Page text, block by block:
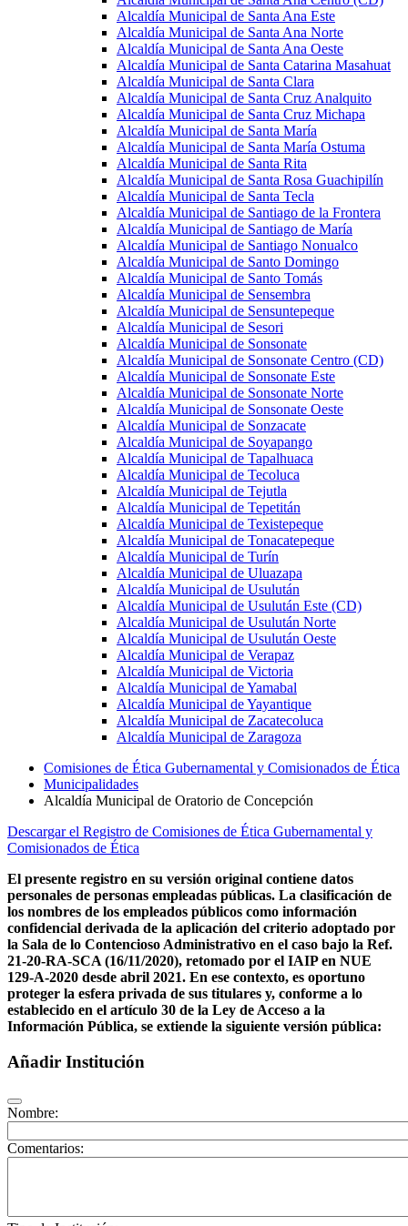
Alcaldía Municipal de Santa Ana Este
Alcaldía Municipal de Santa Ana Norte
Alcaldía Municipal de Santa Ana Oeste
Alcaldía Municipal de Santa Catarina Masahuat
Alcaldía Municipal de Santa Clara
Alcaldía Municipal de Santa Cruz Analquito
Alcaldía Municipal de Santa Cruz Michapa
Alcaldía Municipal de Santa María
Alcaldía Municipal de Santa María Ostuma
Alcaldía Municipal de Santa Rita
Alcaldía Municipal de Santa Rosa Guachipilín
Alcaldía Municipal de Santa Tecla
Alcaldía Municipal de Santiago de la Frontera
Alcaldía Municipal de Santiago de María
Alcaldía Municipal de Santiago Nonualco
Alcaldía Municipal de Santo Domingo
Alcaldía Municipal de Santo Tomás
Alcaldía Municipal de Sensembra
Alcaldía Municipal de Sensuntepeque
Alcaldía Municipal de Sesori
Alcaldía Municipal de Sonsonate
Alcaldía Municipal de Sonsonate Centro (CD)
Alcaldía Municipal de Sonsonate Este
Alcaldía Municipal de Sonsonate Norte
Alcaldía Municipal de Sonsonate Oeste
Alcaldía Municipal de Sonzacate
Alcaldía Municipal de Soyapango
Alcaldía Municipal de Tapalhuaca
Alcaldía Municipal de Tecoluca
Alcaldía Municipal de Tejutla
Alcaldía Municipal de Tepetitán
Alcaldía Municipal de Texistepeque
Alcaldía Municipal de Tonacatepeque
Alcaldía Municipal de Turín
Alcaldía Municipal de Uluazapa
Alcaldía Municipal de Usulután
Alcaldía Municipal de Usulután Este (CD)
Alcaldía Municipal de Usulután Norte
Alcaldía Municipal de Usulután Oeste
Alcaldía Municipal de Verapaz
Alcaldía Municipal de Victoria
Alcaldía Municipal de Yamabal
Alcaldía Municipal de Yayantique
Alcaldía Municipal de Zacatecoluca
Alcaldía Municipal de Zaragoza
Comisiones de Ética Gubernamental y Comisionados de Ética
Municipalidades
Alcaldía Municipal de Oratorio de Concepción
Descargar el Registro de Comisiones de Ética Gubernamental y
Comisionados de Ética
El presente registro en su versión original contiene datos
personales de personas empleadas públicas. La clasificación de
los nombres de los empleados públicos como información
confidencial derivada de la aplicación del criterio adoptado por
la Sala de lo Contencioso Administrativo en el caso bajo la Ref.
21-20-RA-SCA (16/11/2020), retomado por el IAIP en NUE
129-A-2020 desde abril 2021. En ese contexto, es oportuno
proteger la esfera privada de sus titulares y, conforme a lo
establecido en el artículo 30 de la Ley de Acceso a la
Información Pública, se extiende la siguiente versión pública:
Añadir Institución
Nombre:
Comentarios: